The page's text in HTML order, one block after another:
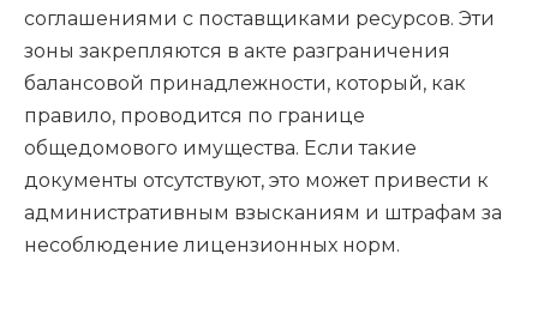
соглашениями с поставщиками ресурсов. Эти
зоны закрепляются в акте разграничения
балансовой принадлежности, который, как
правило, проводится по границе
общедомового имущества. Если такие
документы отсутствуют, это может привести к
административным взысканиям и штрафам за
несоблюдение лицензионных норм.